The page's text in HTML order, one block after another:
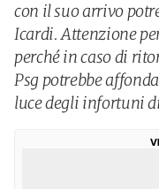
con il suo arrivo
Icardi. Attenzione
perché in caso di
Psg potrebbe
luce degli infortuni